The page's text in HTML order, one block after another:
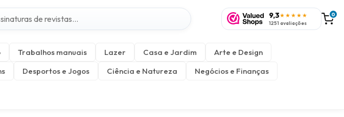
9,3★★★★★
1251 avaliações
0
Trabalhos manuais Lazer Casa e Jardim
Arte e Design
Desportos e Jogos Ciência e Natureza
Negócios e Finanças